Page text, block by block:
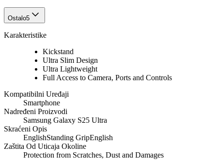
Ostalo5
Karakteristike
Kickstand
Ultra Slim Design
Ultra Lightweight
Full Access to Camera, Ports and Controls
Kompatibilni Uređaji
Smartphone
Nadređeni Proizvodi
Samsung Galaxy S25 Ultra
Skraćeni Opis
EnglishStanding GripEnglish
Zaštita Od Uticaja Okoline
Protection from Scratches, Dust and Damages